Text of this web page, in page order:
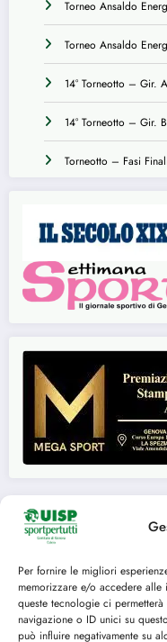
Per fornire le migliori
memorizzare e/o accedere
queste tecnologie ci
navigazione o ID unici su
può influire negativamente su
Torneo Ansaldo
Torneo Ansaldo
14° Torneotto – Gir. A
14° Torneotto – Gir. B
Torneotto – Fasi